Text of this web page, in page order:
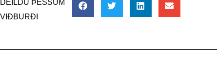
DEILDU ÞESSUM
VIÐBURÐI